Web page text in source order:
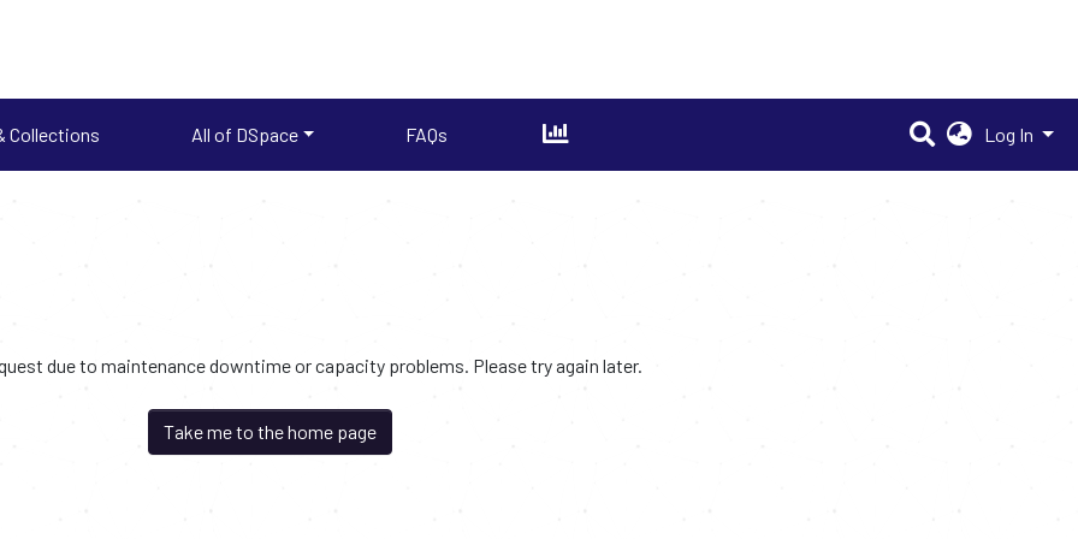
Collections All of DSpace FAQs Log In
due to maintenance downtime or capacity problems. Please try again later.
Take me to the home page